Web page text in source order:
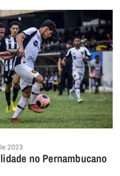
2023
no Pernambucano